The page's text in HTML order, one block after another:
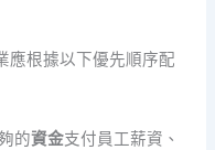
應根據以下優先順序配
的資金支付員工薪資、